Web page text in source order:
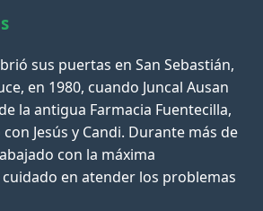
sus puertas en San Sebastián,
en 1980, cuando Juncal Ausan
la antigua Farmacia Fuentecilla,
Jesús y Candi. Durante más de
con la máxima
en atender los problemas